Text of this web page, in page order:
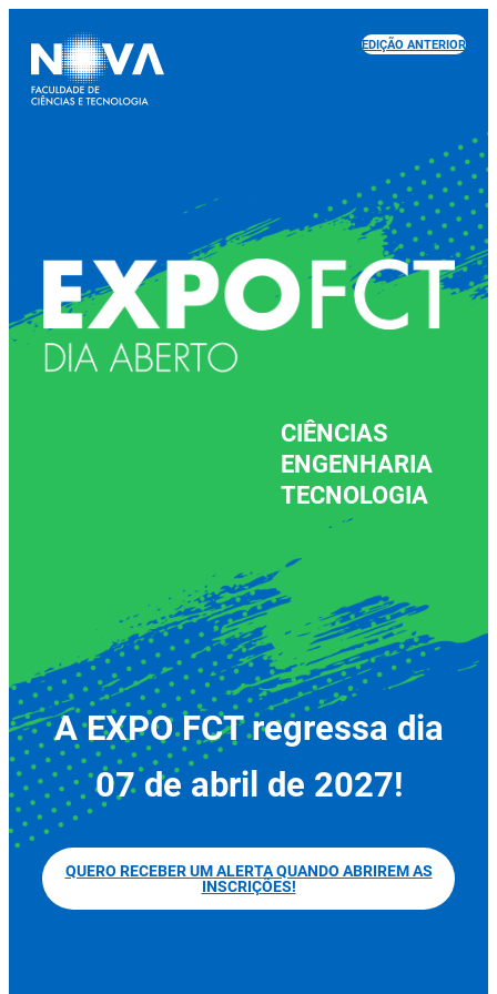
EDIÇÃO ANTERIOR
CIÊNCIAS
ENGENHARIA
TECNOLOGIA
A EXPO FCT regressa dia
07 de abril de 2027!
QUERO RECEBER UM ALERTA QUANDO ABRIREM AS
INSCRIÇÕES!